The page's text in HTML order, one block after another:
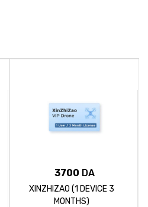
3700 DA
XINZHIZAO (1 DEVICE 3
MONTHS)